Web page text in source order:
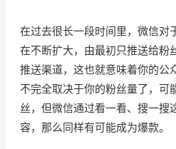
在过去很长一段时间里，微信对
在不断扩大，由最初只推送给粉
推送渠道，这也就意味着你的公
不完全取决于你的粉丝量了，可
丝，但微信通过看一看、搜一搜
容，那么同样有可能成为爆款。